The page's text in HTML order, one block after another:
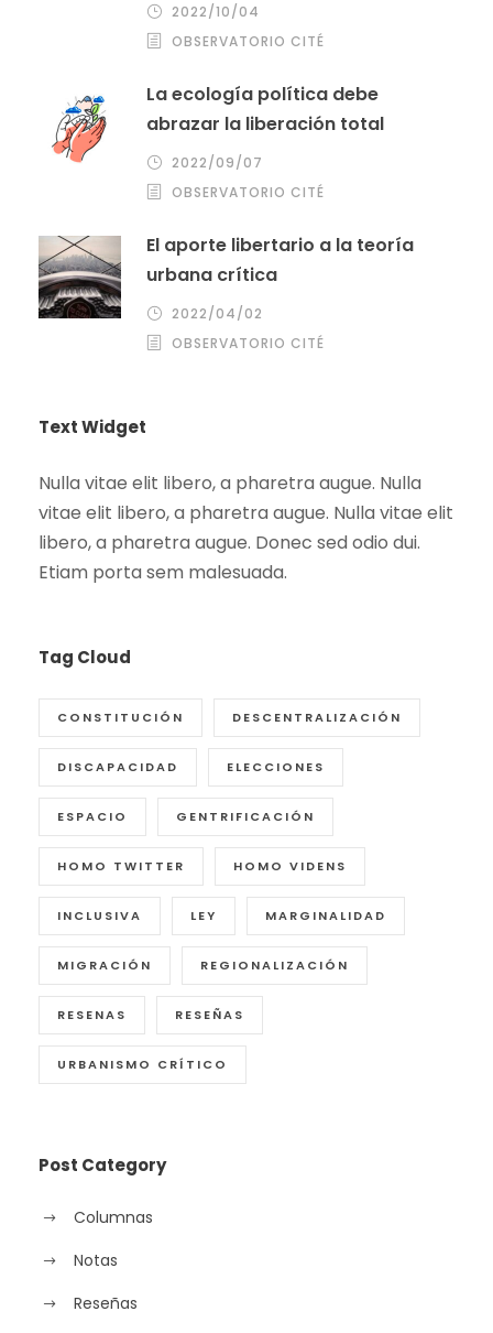
2022/10/04
OBSERVATORIO CITÉ
La ecología política debe
abrazar la liberación total
2022/09/07
OBSERVATORIO CITÉ
El aporte libertario a la teoría
urbana crítica
2022/04/02
OBSERVATORIO CITÉ
Text Widget
Nulla vitae elit libero, a pharetra augue. Nulla
vitae elit libero, a pharetra augue. Nulla vitae elit
libero, a pharetra augue. Donec sed odio dui.
Etiam porta sem malesuada.
Tag Cloud
CONSTITUCIÓN DESCENTRALIZACIÓN
DISCAPACIDAD ELECCIONES
ESPACIO GENTRIFICACIÓN
HOMO TWITTER HOMO VIDENS
INCLUSIVA LEY MARGINALIDAD
MIGRACIÓN REGIONALIZACIÓN
RESENAS RESEÑAS
URBANISMO CRÍTICO
Post Category
Columnas
Notas
Reseñas